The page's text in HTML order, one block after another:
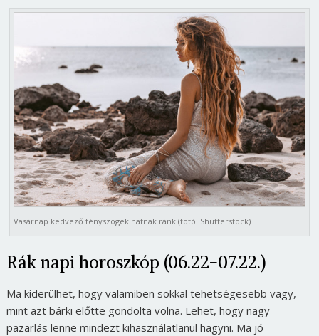
Vasárnap kedvező fényszögek hatnak ránk (fotó: Shutterstock)
Rák napi horoszkóp (06.22-07.22.)
Ma kiderülhet, hogy valamiben sokkal tehetségesebb vagy,
mint azt bárki előtte gondolta volna. Lehet, hogy nagy
pazarlás lenne mindezt kihasználatlanul hagyni. Ma jó